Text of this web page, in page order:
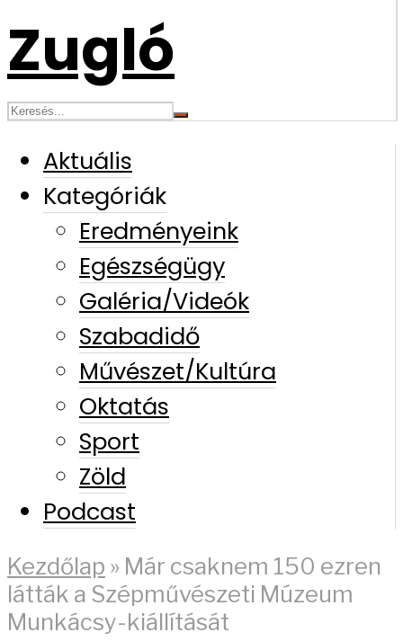
Aktuális
Kategóriák
Eredményeink
Egészségügy
Galéria/Videók
Szabadidő
Művészet/Kultúra
Oktatás
Sport
Zöld
Podcast
Kezdőlap » Már csaknem 150 ezren
látták a Szépművészeti Múzeum
Munkácsy-kiállítását